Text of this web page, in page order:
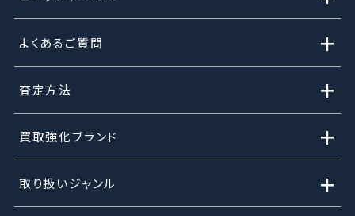
よくあるご質問 +
査定方法 +
買取強化ブランド +
取り扱いジャンル +